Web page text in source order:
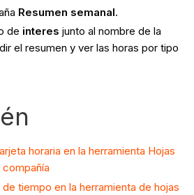
Resumen semanal.
de interes junto al nombre de la
el resumen y ver las horas por tipo
horaria en la herramienta Hojas
tiempo en la herramienta de hojas